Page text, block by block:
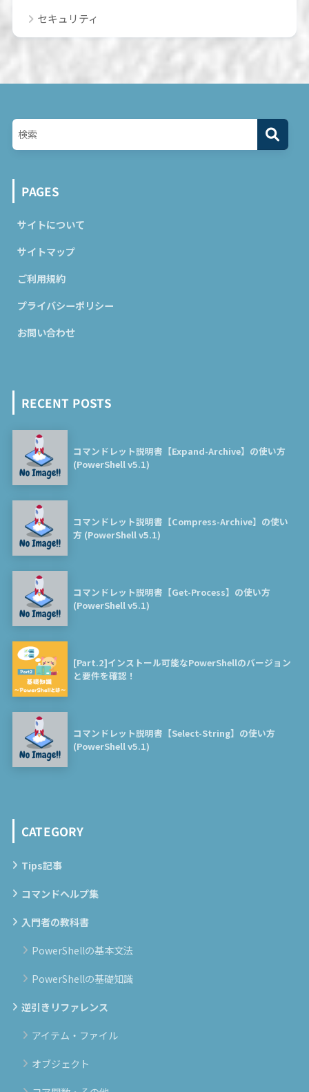
セキュリティ
PAGES
サイトについて
サイトマップ
ご利用規約
プライバシーポリシー
お問い合わせ
RECENT POSTS
コマンドレット説明書【Expand-Archive】の使い方
(PowerShell v5.1)
コマンドレット説明書【Compress-Archive】の使い
方 (PowerShell v5.1)
コマンドレット説明書【Get-Process】の使い方
(PowerShell v5.1)
[Part.2]インストール可能なPowerShellのバージョン
と要件を確認！
コマンドレット説明書【Select-String】の使い方
(PowerShell v5.1)
CATEGORY
Tips記事
コマンドヘルプ集
入門者の教科書
PowerShellの基本文法
PowerShellの基礎知識
逆引きリファレンス
アイテム・ファイル
オブジェクト